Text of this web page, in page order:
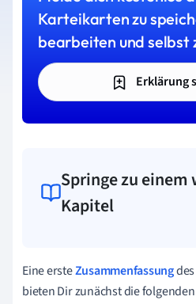
Karteikarten zu
bearbeiten und selbst
Erklärung
Springe zu einem
Kapitel
Eine ersteZusammenfassung
bieten Dir zunächst die